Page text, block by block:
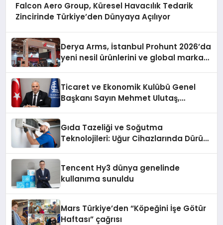
Falcon Aero Group, Küresel Havacılık Tedarik
Zincirinde Türkiye’den Dünyaya Açılıyor
Derya Arms, İstanbul Prohunt 2026’da
yeni nesil ürünlerini ve global marka
Ticaret ve Ekonomik Kulübü Genel
Başkanı Sayın Mehmet Ulutaş,
Gıda Tazeliği ve Soğutma
Teknolojileri: Uğur Cihazlarında Dürüst
Tencent Hy3 dünya genelinde
kullanıma sunuldu
Mars Türkiye’den “Köpeğini İşe Götür
Haftası” çağrısı